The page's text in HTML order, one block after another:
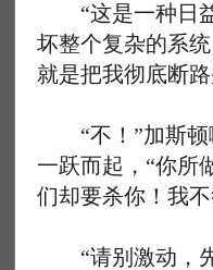
“这是一种日益
坏整个复杂的系
就是把我彻底断
“不！”加斯顿
一跃而起，“你所
们却要杀你！我
“请别激动，先